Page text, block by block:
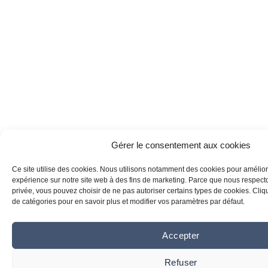
Gérer le consentement aux cookies
Ce site utilise des cookies. Nous utilisons notamment des cookies pour
expérience sur notre site web à des fins de marketing. Parce que nous
privée, vous pouvez choisir de ne pas autoriser certains types de cookies.
de catégories pour en savoir plus et modifier vos paramètres par défaut.
Accepter
Refuser